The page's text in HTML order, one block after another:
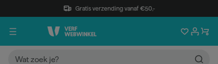
Gratis verzending vanaf €50,-